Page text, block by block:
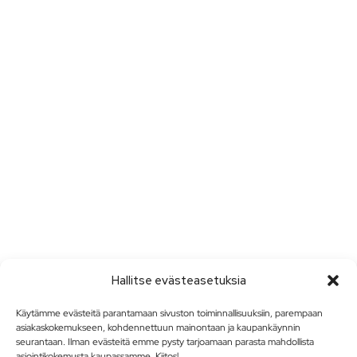
Hallitse evästeasetuksia
Käytämme evästeitä parantamaan sivuston toiminnallisuuksiin, parempaan
asiakaskokemukseen, kohdennettuun mainontaan ja kaupankäynnin
seurantaan. Ilman evästeitä emme pysty tarjoamaan parasta mahdollista